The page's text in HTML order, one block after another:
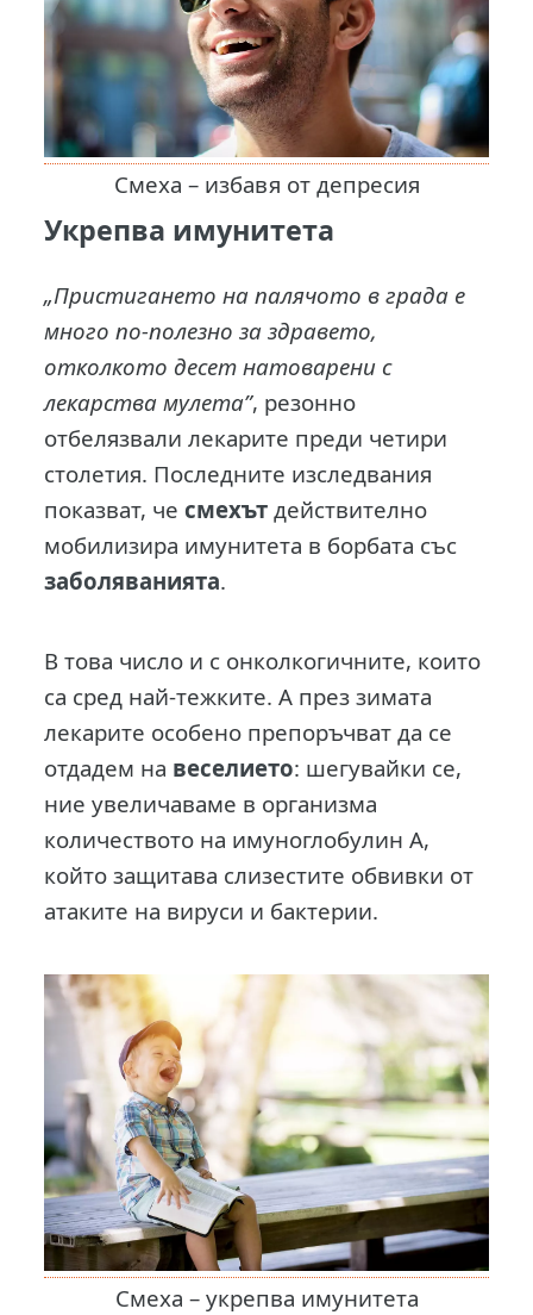
Смеха – избавя от депресия
Укрепва имунитета
„Пристигането на палячото в града е
много по-полезно за здравето,
отколкото десет натоварени с
лекарства мулета”, резонно
отбелязвали лекарите преди четири
столетия. Последните изследвания
показват, чесмехът действително
мобилизира имунитета в борбата със
заболяванията.
В това число и с онколкогичните, които
са сред най-тежките. А през зимата
лекарите особено препоръчват да се
отдадем на веселието: шегувайки се,
ние увеличаваме в организма
количеството на имуноглобулин А,
който защитава слизестите обвивки от
атаките на вируси и бактерии.
Смеха – укрепва имунитета